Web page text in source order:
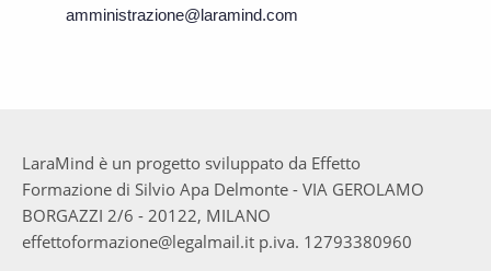
amministrazione@laramind.com
LaraMind è un progetto sviluppato da Effetto
Formazione di Silvio Apa Delmonte - VIA GEROLAMO
BORGAZZI 2/6 - 20122, MILANO
effettoformazione@legalmail.it p.iva. 12793380960